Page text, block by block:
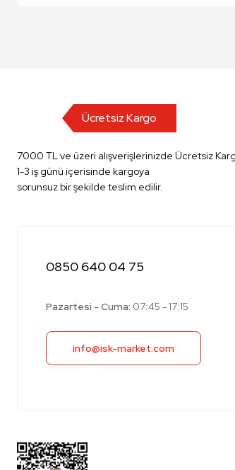
Ücretsiz Kargo
7000 TL ve üzeri alışverişlerinizde Ücretsiz
1-3 iş günü içerisinde kargoya
sorunsuz bir şekilde teslim edilir.
0850 640 04 75
Pazartesi - Cuma: 07:45 - 17:15
info@isk-market.com